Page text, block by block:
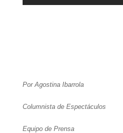
Por Agostina Ibarrola
Columnista de Espectáculos
Equipo de Prensa